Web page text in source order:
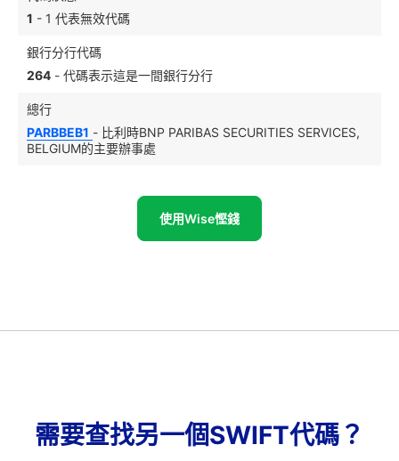
1 - 1 代表無效代碼
銀行分行代碼
264 - 代碼表示這是一間銀行分行
總行
PARBBEB1 - 比利時BNP PARIBAS SECURITIES SERVICES,
BELGIUM的主要辦事處
使用Wise慳錢
需要查找另一個SWIFT代碼？